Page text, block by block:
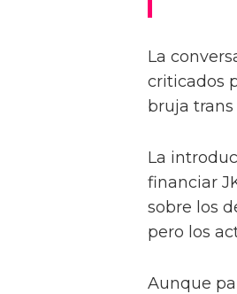
La
criticados
bruja trans
La
financiar
sobre los
pero los
Aunque